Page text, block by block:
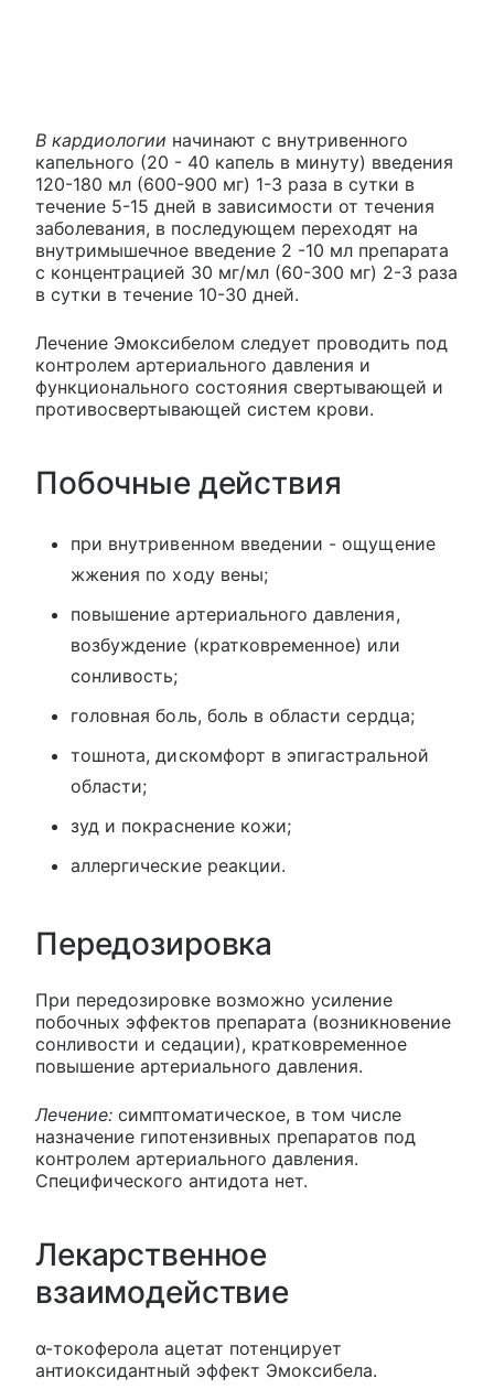
В кардиологии начинают с внутривенного
капельного (20 - 40 капель в минуту) введения
120-180 мл (600-900 мг) 1-3 раза в сутки в
течение 5-15 дней в зависимости от течения
заболевания, в последующем переходят на
внутримышечное введение 2 -10 мл препарата
с концентрацией 30 мг/мл (60-300 мг) 2-3 раза
в сутки в течение 10-30 дней.
Лечение Эмоксибелом следует проводить под
контролем артериального давления и
функционального состояния свертывающей и
противосвертывающей систем крови.
Побочные действия
при внутривенном введении - ощущение
жжения по ходу вены;
повышение артериального давления,
возбуждение (кратковременное) или
сонливость;
головная боль, боль в области сердца;
тошнота, дискомфорт в эпигастральной
области;
зуд и покраснение кожи;
аллергические реакции.
Передозировка
При передозировке возможно усиление
побочных эффектов препарата (возникновение
сонливости и седации), кратковременное
повышение артериального давления.
Лечение: симптоматическое, в том числе
назначение гипотензивных препаратов под
контролем артериального давления.
Специфического антидота нет.
Лекарственное
взаимодействие
α-токоферола ацетат потенцирует
антиоксидантный эффект Эмоксибела.